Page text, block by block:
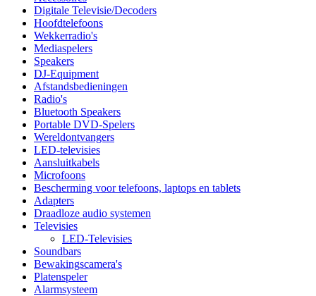
Digitale Televisie/Decoders
Hoofdtelefoons
Wekkerradio's
Mediaspelers
Speakers
DJ-Equipment
Afstandsbedieningen
Radio's
Bluetooth Speakers
Portable DVD-Spelers
Wereldontvangers
LED-televisies
Aansluitkabels
Microfoons
Bescherming voor telefoons, laptops en tablets
Adapters
Draadloze audio systemen
Televisies
LED-Televisies
Soundbars
Bewakingscamera's
Platenspeler
Alarmsysteem